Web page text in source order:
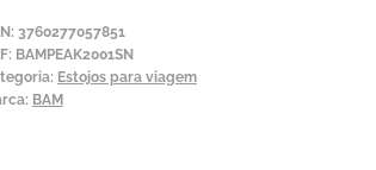
Performance
Compact
3760277057851
BAMPEAK2001SN
Estojos para viagem
BAM